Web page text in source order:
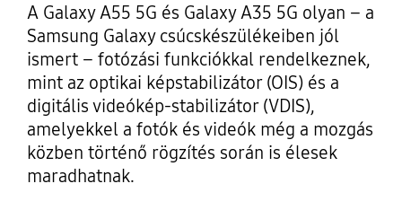
A Galaxy A55 5G és Galaxy A35 5G olyan – a
Samsung Galaxy csúcskészülékeiben jól
ismert – fotózási funkciókkal rendelkeznek,
mint az optikai képstabilizátor (OIS) és a
digitális videókép-stabilizátor (VDIS),
amelyekkel a fotók és videók még a mozgás
közben történő rögzítés során is élesek
maradhatnak.